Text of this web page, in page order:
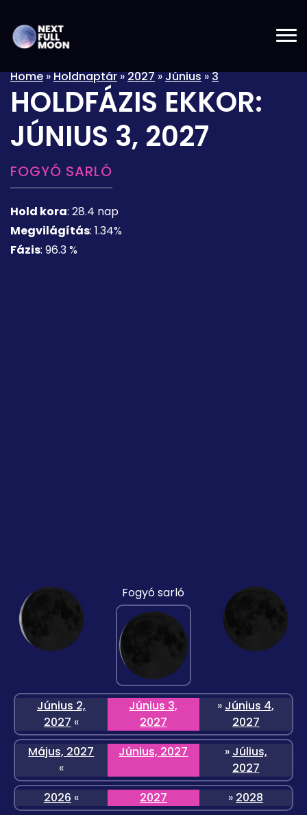
Home»Holdnaptár»2027»Június»3
HOLDFÁZIS EKKOR:
JÚNIUS 3, 2027
FOGYÓ SARLÓ
Hold kora: 28.4 nap
Megvilágítás: 1.34%
Fázis: 96.3 %
Fogyó sarló
Június 2,
2027 «
Június 3,
2027
» Június 4,
2027
Május, 2027
«
Június, 2027 » Július,
2027
2026 « 2027 » 2028